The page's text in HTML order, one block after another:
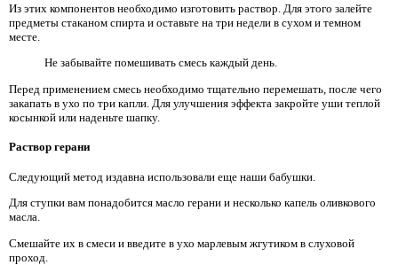
Из этих компонентов необходимо изготовить раствор. Для этого залейте
предметы стаканом спирта и оставьте на три недели в сухом и темном
месте.
Не забывайте помешивать смесь каждый день.
Перед применением смесь необходимо тщательно перемешать, после чего
закапать в ухо по три капли. Для улучшения эффекта закройте уши теплой
косынкой или наденьте шапку.
Раствор герани
Следующий метод издавна использовали еще наши бабушки.
Для ступки вам понадобится масло герани и несколько капель оливкового
масла.
Смешайте их в смеси и введите в ухо марлевым жгутиком в слуховой
проход.